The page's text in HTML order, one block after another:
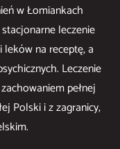
w Łomiankach
leczenie
na receptę, a
Leczenie
pełnej
Polski i z zagranicy,